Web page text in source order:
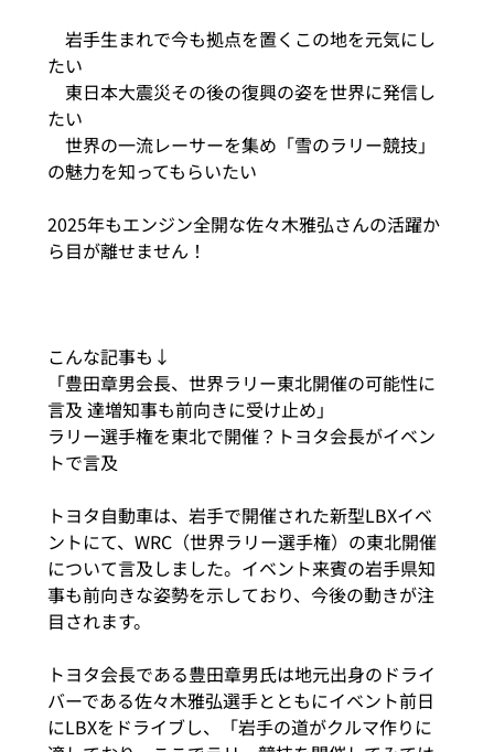
岩手生まれで今も拠点を置くこの地を元気にし
たい
東日本大震災その後の復興の姿を世界に発信し
たい
世界の一流レーサーを集め「雪のラリー競技」
の魅力を知ってもらいたい
2025年もエンジン全開な佐々木雅弘さんの活躍か
ら目が離せません！
こんな記事も↓
「豊田章男会長、世界ラリー東北開催の可能性に
言及 達増知事も前向きに受け止め」
ラリー選手権を東北で開催？トヨタ会長がイベン
トで言及
トヨタ自動車は、岩手で開催された新型LBXイベ
ントにて、WRC（世界ラリー選手権）の東北開催
について言及しました。イベント来賓の岩手県知
事も前向きな姿勢を示しており、今後の動きが注
目されます。
トヨタ会長である豊田章男氏は地元出身のドライ
バーである佐々木雅弘選手とともにイベント前日
にLBXをドライブし、「岩手の道がクルマ作りに